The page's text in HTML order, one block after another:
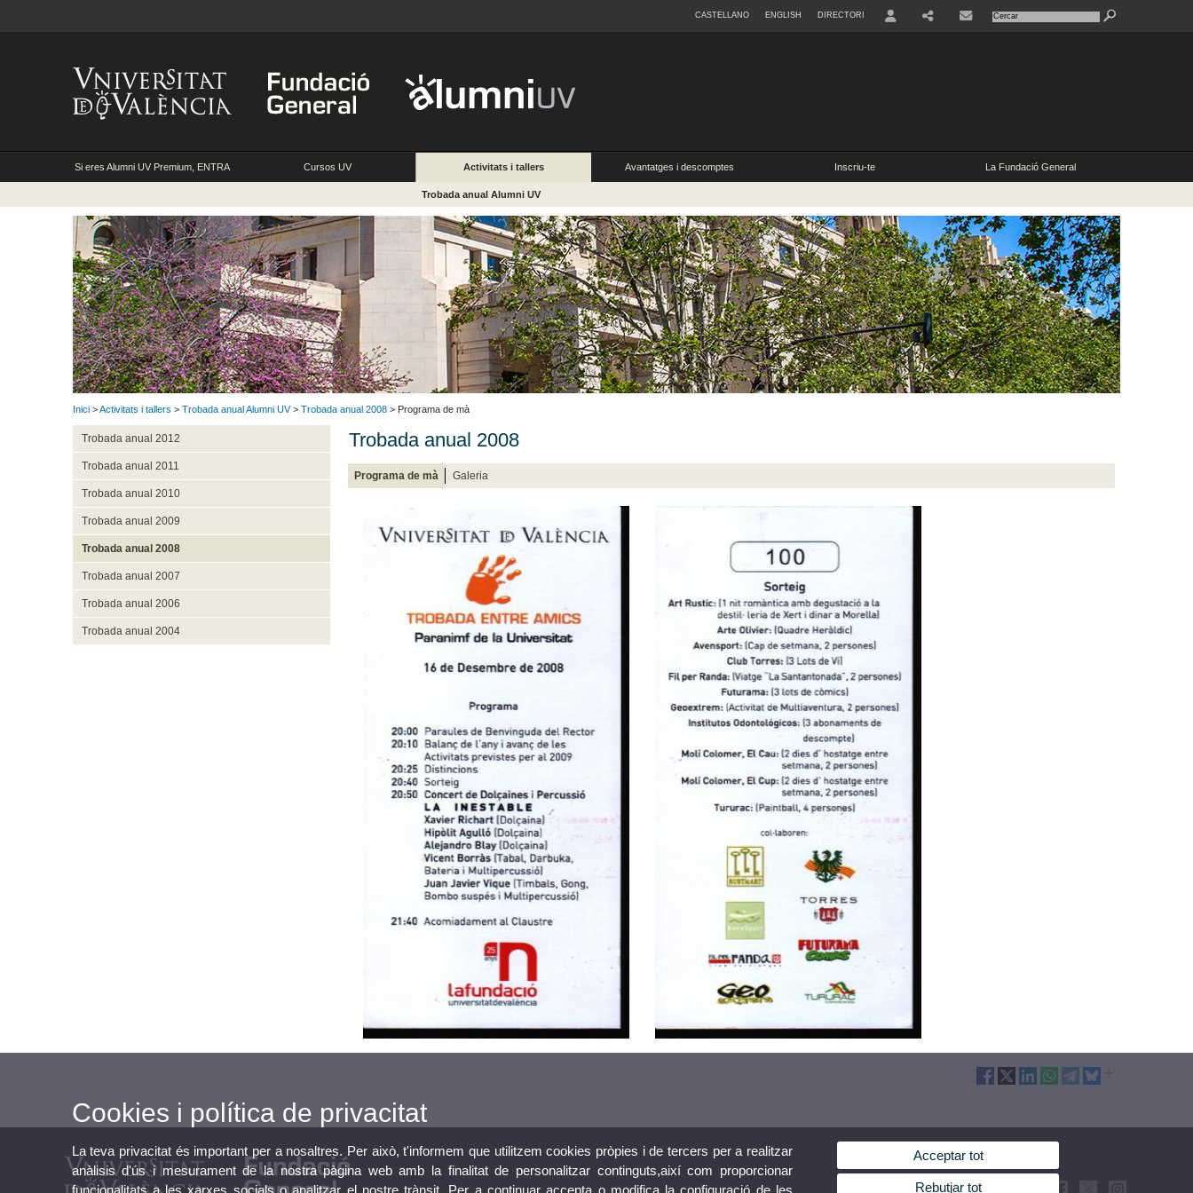
CASTELLANO ENGLISH DIRECTORI
Si eres Alumni UV Premium, ENTRA Cursos UV Activitats i tallers Avantatges i descomptes Inscriu-te La Fundació General
Trobada anual Alumni UV
Inici >Activitats i tallers > Trobada anual Alumni UV> Trobada anual 2008 > Programa de mà
Trobada anual 2012
Trobada anual 2011
Trobada anual 2010
Trobada anual 2009
Trobada anual 2008
Trobada anual 2007
Trobada anual 2006
Trobada anual 2004
Trobada anual 2008
Programa de mà Galeria
Cookies i política de privacitat
La teva privacitat és important per a nosaltres. Per això, t'informem que utilitzem cookies pròpies i de tercers per a realitzar
anàlisis d'ús i mesurament de la nostra pàgina web amb la finalitat de personalitzar continguts,així com proporcionar
funcionalitats a les xarxes socials o analitzar el nostre trànsit. Per a continuar accepta o modifica la configuració de les
Acceptar tot
Rebutjar tot